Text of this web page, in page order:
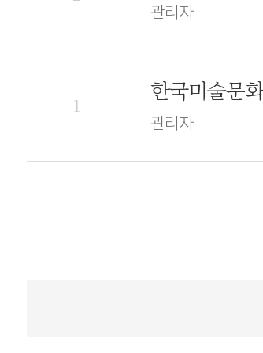
관리자
1
한국미술문
관리자